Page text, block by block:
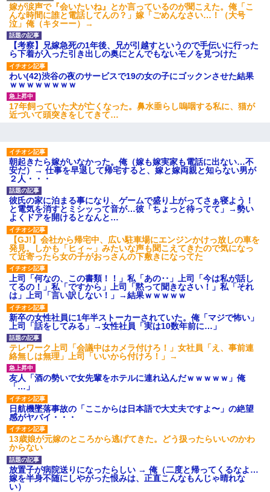
嫁が涙声で『会いたいね』とか言っているのが聞こえた。俺「こ
んな時間に誰と電話してんの？」嫁「ごめんなさい…！（大号
泣」俺（キターー）→
【考察】兄嫁急死の1年後、兄が引越すというので手伝いに行った
ら下着が入った引き出しの奥にとんでもないモノを見つけた
わい(42)渋谷の夜のサービスで19の女の子にゴックンさせた結果
ｗｗｗｗｗｗｗｗ
17年飼っていた犬が亡くなった。鼻水垂らし嗚咽する私に、猫が
近づいて頭突きをしてきて…
朝起きたら嫁がいなかった。俺（嫁も嫁実家も電話に出ない…不
安だ）→ 仕事を早退して帰宅すると、嫁と嫁両親と知らない男が
２人・・・
彼氏の家に泊まる事になり、ゲームで盛り上がってさぁ寝よう！
と電気を消すとミシッって音が…彼「ちょっと待ってて」→勢い
よくドアを開けるとなんと…
【GJ!】会社から帰宅中、広い駐車場にエンジンかけっ放しの車を
発見。しかも「ヒィ～」みたいな声も聞こえてきたので気になっ
て近寄ったら女の子がおっさんの下敷きになってた
上司「何なの、この書類！！」私「あの‥」上司「今は私が話し
てるの！」私「ですから」上司「黙って聞きなさい！」私「それ
は」上司「言い訳しない！」→結果ｗｗｗｗｗ
新卒の女性社員に1年半ストーカーされていた。俺「マジで怖い」
上司「話をしてみる」→女性社員「実は10数年前に…」
テレワーク上司「会議中はカメラ付けろ！」女社員「え、事前連
絡無しは無理」上司「いいから付けろ！」→
友人「酒の勢いで女先輩をホテルに連れ込んだｗｗｗｗｗ」俺
「…」
日航機墜落事故の「ここからは日本語で大丈夫ですよ〜」の絶望
感がヤバイ・・・
13歳娘が元嫁のところから逃げてきた。どう扱ったらいいのかわ
からない
放置子が病院送りになったらしい → 俺（二度と帰ってくるなよ…
嫁を半身不随にしやがった恨みは、正直こんなもんじゃ晴れな
い）